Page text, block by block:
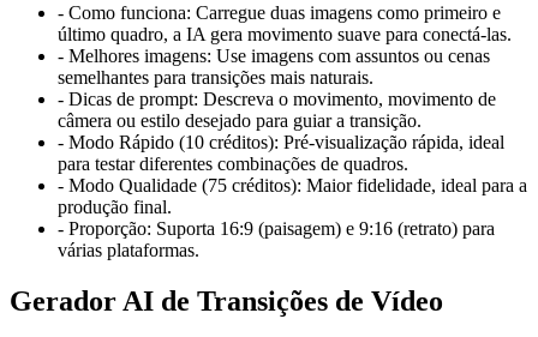
- Como funciona: Carregue duas imagens como primeiro e
último quadro, a IA gera movimento suave para conectá-las.
- Melhores imagens: Use imagens com assuntos ou cenas
semelhantes para transições mais naturais.
- Dicas de prompt: Descreva o movimento, movimento de
câmera ou estilo desejado para guiar a transição.
- Modo Rápido (10 créditos): Pré-visualização rápida, ideal
para testar diferentes combinações de quadros.
- Modo Qualidade (75 créditos): Maior fidelidade, ideal para a
produção final.
- Proporção: Suporta 16:9 (paisagem) e 9:16 (retrato) para
várias plataformas.
Gerador AI de Transições de Vídeo